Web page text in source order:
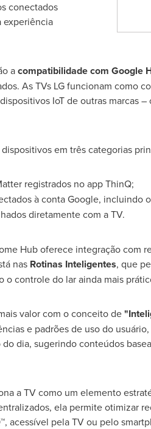
conectados
experiência
acompatibilidade com Google
As TVs LG funcionam como
IoT de outras marcas
em três categorias
registrados no app ThinQ;
à conta Google, incluindo
diretamente com a TV.
Hub oferece integração com
nas Rotinas Inteligentes, que
o controle do lar ainda mais
valor com o conceito de
e padrões de uso do
dia, sugerindo conteúdos
a TV como um elemento
ela permite otimizar
acessível pela TV ou pelo